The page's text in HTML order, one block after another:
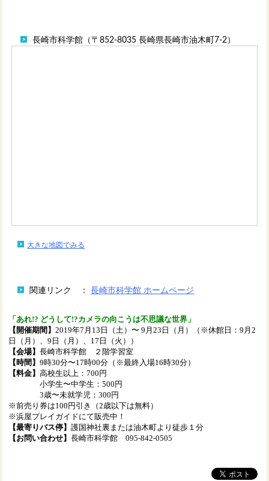
長崎市科学館（〒852-8035 長崎県長崎市油木町7-2）
大きな地図でみる
関連リンク ：長崎市科学館 ホームページ
「あれ!? どうして!?カメラの向こうは不思議な世界」
【開催期間】2019年7月13日（土）〜 9月23日（月）（※休館日：9月2
日（月）、9日（月）、17日（火））
【会場】長崎市科学館 ２階学習室
【時間】9時30分〜17時00分（※最終入場16時30分）
【料金】高校生以上：700円
小学生〜中学生：500円
3歳〜未就学児：300円
※前売り券は100円引き（2歳以下は無料）
※浜屋プレイガイドにて販売中！
【最寄りバス停】護国神社裏または油木町より徒歩１分
【お問い合わせ】長崎市科学館 095-842-0505